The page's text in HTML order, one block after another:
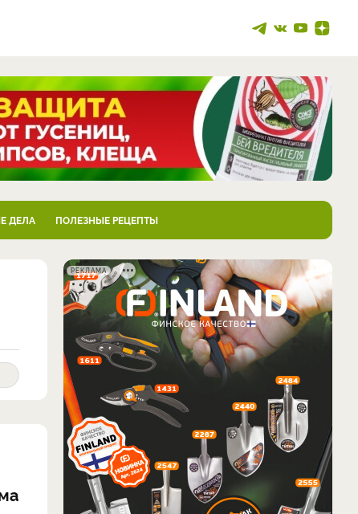
ДЕЛА ПОЛЕЗНЫЕ РЕЦЕПТЫ
РЕКЛАМА